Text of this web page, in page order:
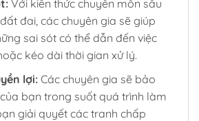
Với kiến thức chuyên môn sâu
đai, các chuyên gia sẽ giúp
sai sót có thể dẫn đến việc
kéo dài thời gian xử lý.
lợi:Các chuyên gia sẽ bảo
bạn trong suốt quá trình làm
giải quyết các tranh chấp